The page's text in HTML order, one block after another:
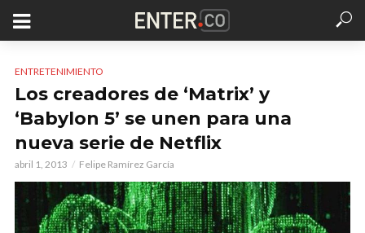
ENTRETENIMIENTO
Los creadores de ‘Matrix’ y
‘Babylon 5’ se unen para una
nueva serie de Netflix
abril 1, 2013 Felipe Ramírez García